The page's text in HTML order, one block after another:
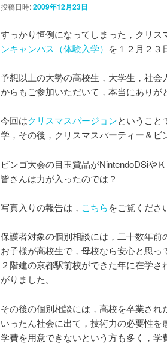
テ
ン
ツ
へ
移
動
ン
ツ
へ
移
動
投稿日時:2009年12月23日
すっかり恒例になってしまった，クリス
ンキャンパス（体験入学） を１２月２３
予想以上の大勢の高校生，大学生，社
からもご参加いただいて，本当にありが
今回はクリスマスバージョンということ
学，その後，クリスマスパーティー＆ビ
ビンゴ大会の目玉賞品がNintendoDSiや
皆さんは力が入ったのでは？
写真入りの報告は， こちらをご覧くださ
保護者対象の個別相談には，二十数年前
お子様が高校生で，母校なら安心と思っ
２階建の京都駅前校ができた年に在学
がりました。
その後の個別相談には，高校を卒業され
いったん社会に出て，技術力の必要性を
学費を用意できないという方も多く，